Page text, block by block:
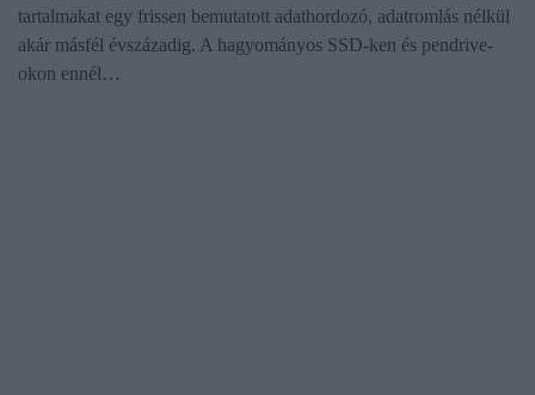
tartalmakat egy frissen bemutatott adathordozó, adatromlás nélkül
akár másfél évszázadig. A hagyományos SSD-ken és pendrive-
okon ennél…